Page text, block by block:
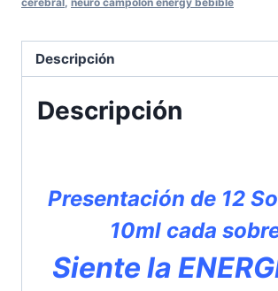
PACK
cantidad
Descripción
Descripción
Presentación de 12
10ml cada
Siente la